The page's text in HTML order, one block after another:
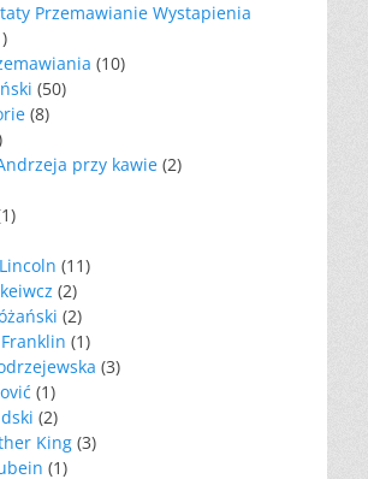
Przemawianie Wystapienia
(10)
(50)
(8)
przy kawie (2)
(11)
(2)
(2)
(1)
(3)
(1)
(2)
King (3)
(1)